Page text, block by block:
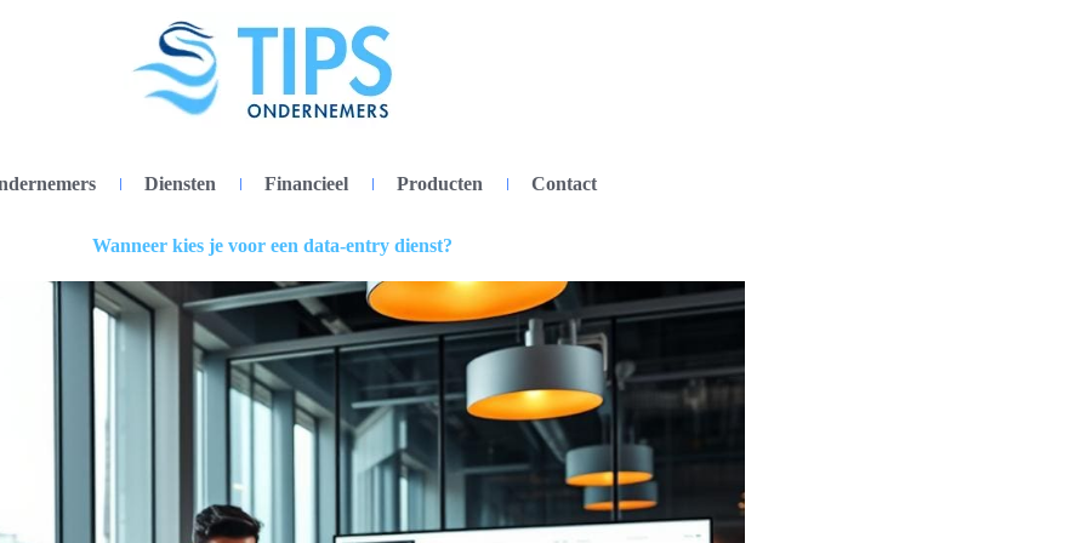
Diensten Financieel Producten Contact
Wanneer kies je voor een data-entry dienst?